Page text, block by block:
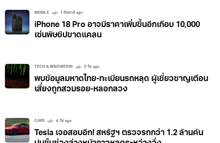
MOBILE 1 สัปดาห์ ago
iPhone 18 Pro อาจมีราคาเพิ่มขึ้นอีกเกือบ 10,000
เซ่นพิษชิปขาดแคลน
TECH & INNOVATION 5 วัน ago
พบข้อมูลมหาดไทย-ทะเบียนรถหลุด ผู้เชี่ยวชาญเตือน
เสี่ยงถูกสวมรอย-หลอกลวง
CARS 6 วัน ago
Tesla เจอสอบอีก! สหรัฐฯ ตรวจรถกว่า 1.2 ล้านคัน